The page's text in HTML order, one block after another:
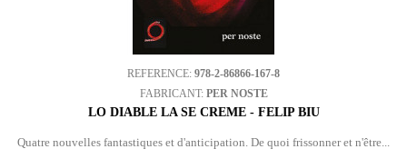
REFERENCE: 978-2-86866-167-8
FABRICANT: PER NOSTE
LO DIABLE LA SE CREME - FELIP BIU
Quatre nouvelles fantastiques et d'anticipation. De quoi frissonner et n'être...